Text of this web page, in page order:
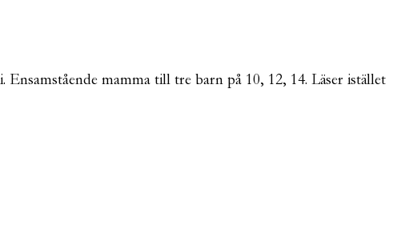
mamma till tre barn på 10, 12, 14. Läser istället